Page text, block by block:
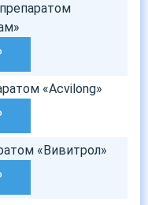
«Acvilong»
«Вивитрол»